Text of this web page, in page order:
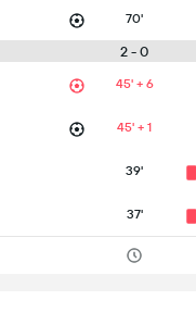
70'
0 - 2
45' + 6
45' + 1
39'
37'